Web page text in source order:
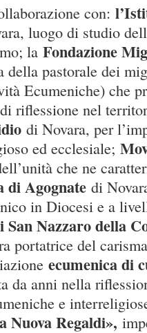
con:
luogo di studio
la Fondazione
della pastorale dei
Ecumeniche) che
riflessione nel
di Novara, per
ed ecclesiale;
che ne
di Agognate di
in Diocesi e a
Nazzaro della
portatrice del
ecumenica di
da anni nella
e
Nuova Regaldi»,